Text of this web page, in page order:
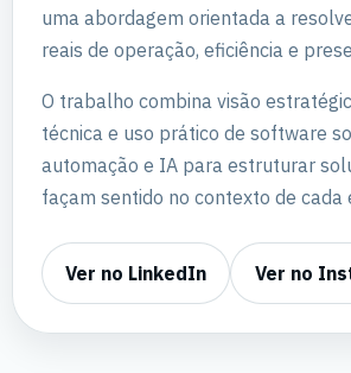
uma abordagem orientada a
reais de operação, eficiência e
O trabalho combina visão
técnica e uso prático de software
automação e IA para estruturar
façam sentido no contexto de cada
Ver no LinkedIn Ver no